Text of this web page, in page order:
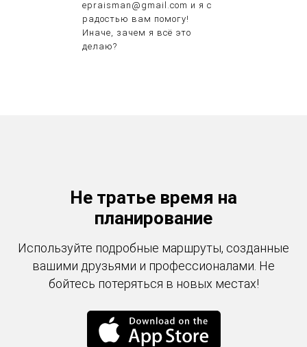
epraisman@gmail.com и я с
радостью вам помогу!
Иначе, зачем я всё это
делаю?
Не тратье время на
планирование
Используйте подробные маршруты, созданные
вашими друзьями и профессионалами. Не
бойтесь потеряться в новых местах!